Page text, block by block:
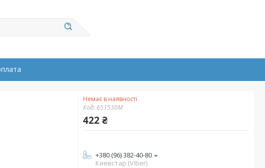
Немає в наявності
Код: 651530M
422 ₴
+380 (96) 382-40-80
Киевстар (Viber)